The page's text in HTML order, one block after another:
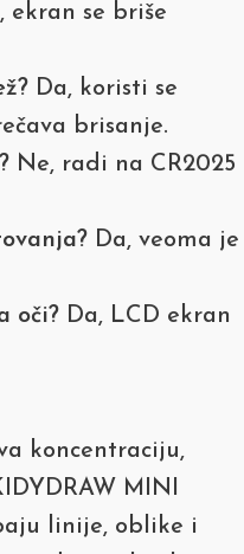
ekran se briše
Da, koristi se
brisanje.
Ne, radi na CR2025
Da, veoma je
oči? Da, LCD ekran
koncentraciju,
MINI
linije, oblike i